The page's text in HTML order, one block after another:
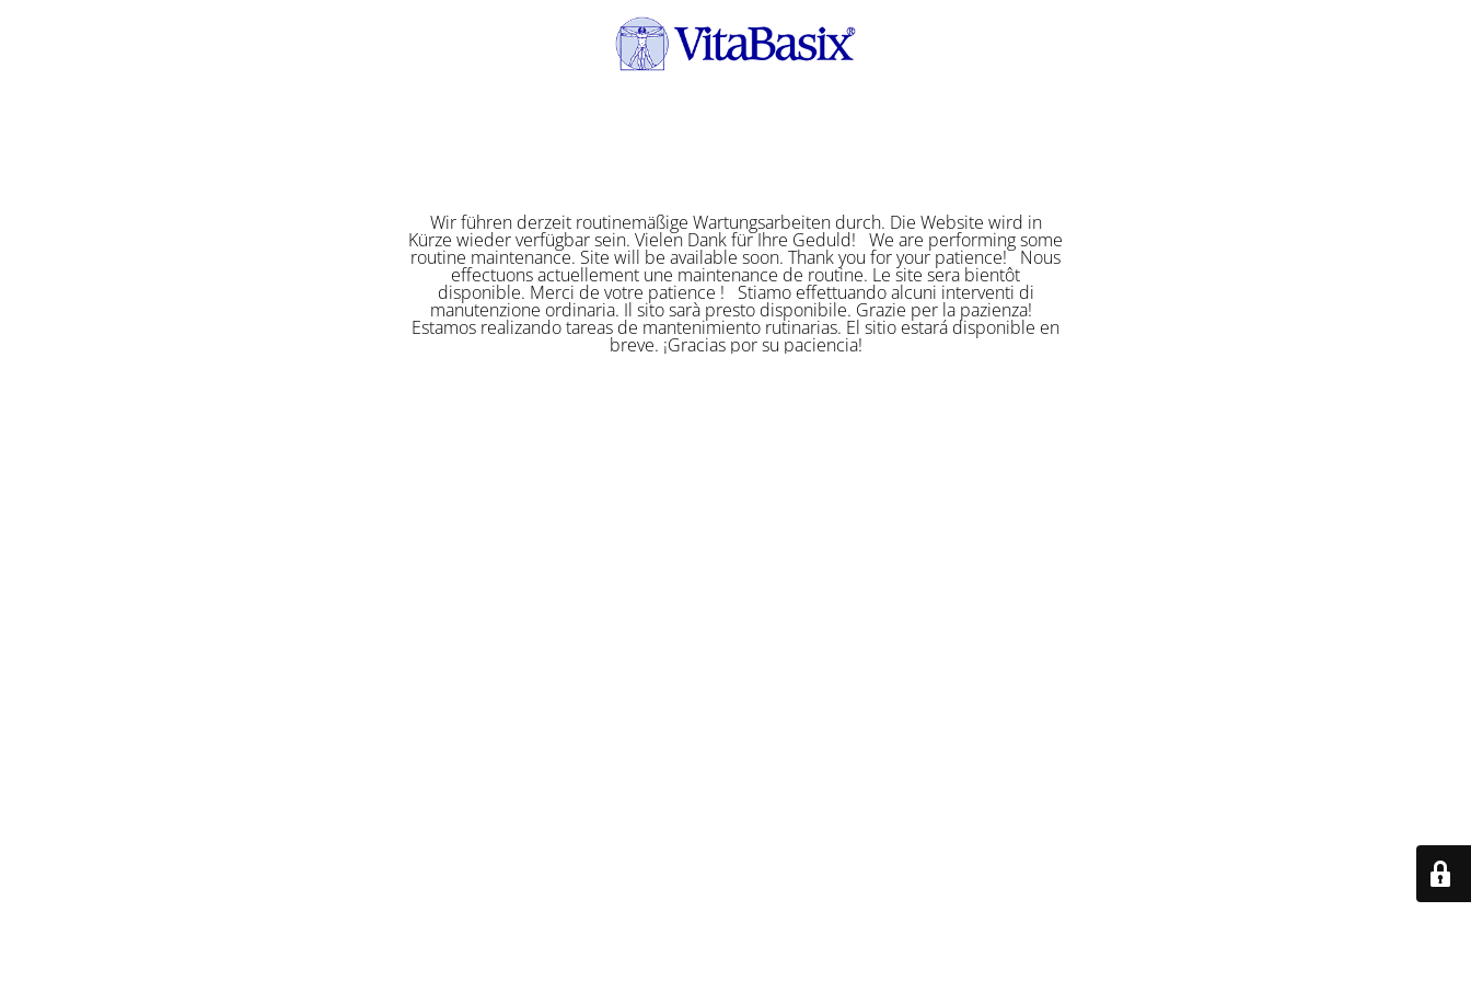
Wir führen derzeit routinemäßige Wartungsarbeiten durch. Die Website wird in
Kürze wieder verfügbar sein. Vielen Dank für Ihre Geduld! We are performing some
routine maintenance. Site will be available soon. Thank you for your patience! Nous
effectuons actuellement une maintenance de routine. Le site sera bientôt
disponible. Merci de votre patience ! Stiamo effettuando alcuni interventi di
manutenzione ordinaria. Il sito sarà presto disponibile. Grazie per la pazienza!
Estamos realizando tareas de mantenimiento rutinarias. El sitio estará disponible en
breve. ¡Gracias por su paciencia!